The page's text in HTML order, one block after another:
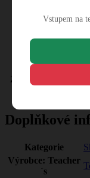
Vstupem na
Alk. %
40
Balenie
Bez
Země původu
Doplňkové
Kategorie
Výrobce: Teacher
´s